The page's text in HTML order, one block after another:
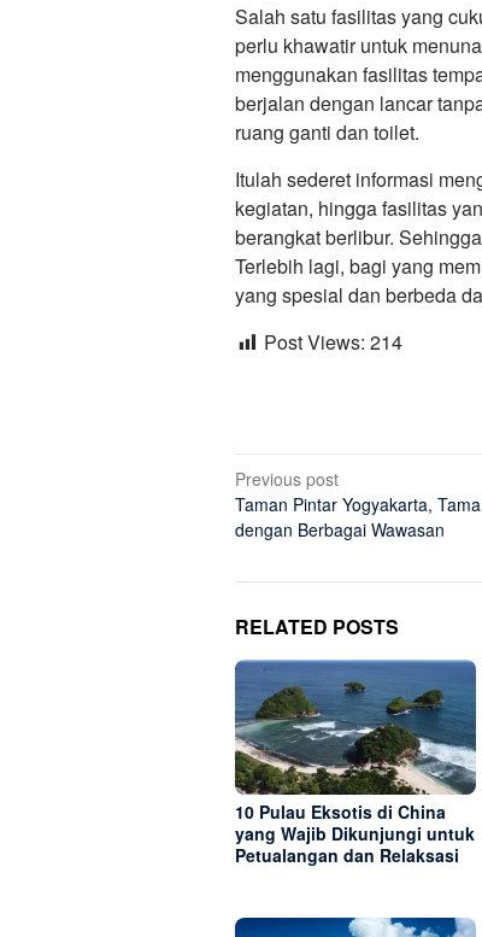
Salah satu fasilitas yang
perlu khawatir untuk
menggunakan fasilitas
berjalan dengan lancar
ruang ganti dan toilet.
Itulah sederet informasi
kegiatan, hingga fasilitas
berangkat berlibur.
Terlebih lagi, bagi yang
yang spesial dan berbeda
Post Views: 214
Post
navigation
Previous post
Taman Pintar Yogyakarta,
dengan Berbagai Wawasan
RELATED POSTS
10 Pulau Eksotis di China
yang Wajib Dikunjungi untuk
Petualangan dan Relaksasi